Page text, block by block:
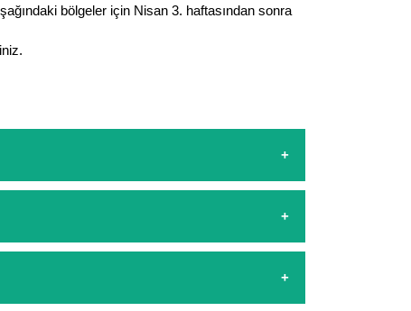
bölgeler için Nisan 3. haftasından sonra
kredi kartı ile yapabilirsiniz. Kapıda